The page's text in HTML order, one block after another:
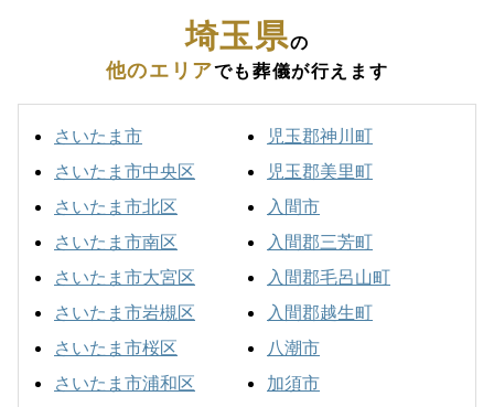
埼玉県の
他のエリアでも葬儀が行えます
さいたま市
さいたま市中央区
さいたま市北区
さいたま市南区
さいたま市大宮区
さいたま市岩槻区
さいたま市桜区
さいたま市浦和区
児玉郡神川町
児玉郡美里町
入間市
入間郡三芳町
入間郡毛呂山町
入間郡越生町
八潮市
加須市